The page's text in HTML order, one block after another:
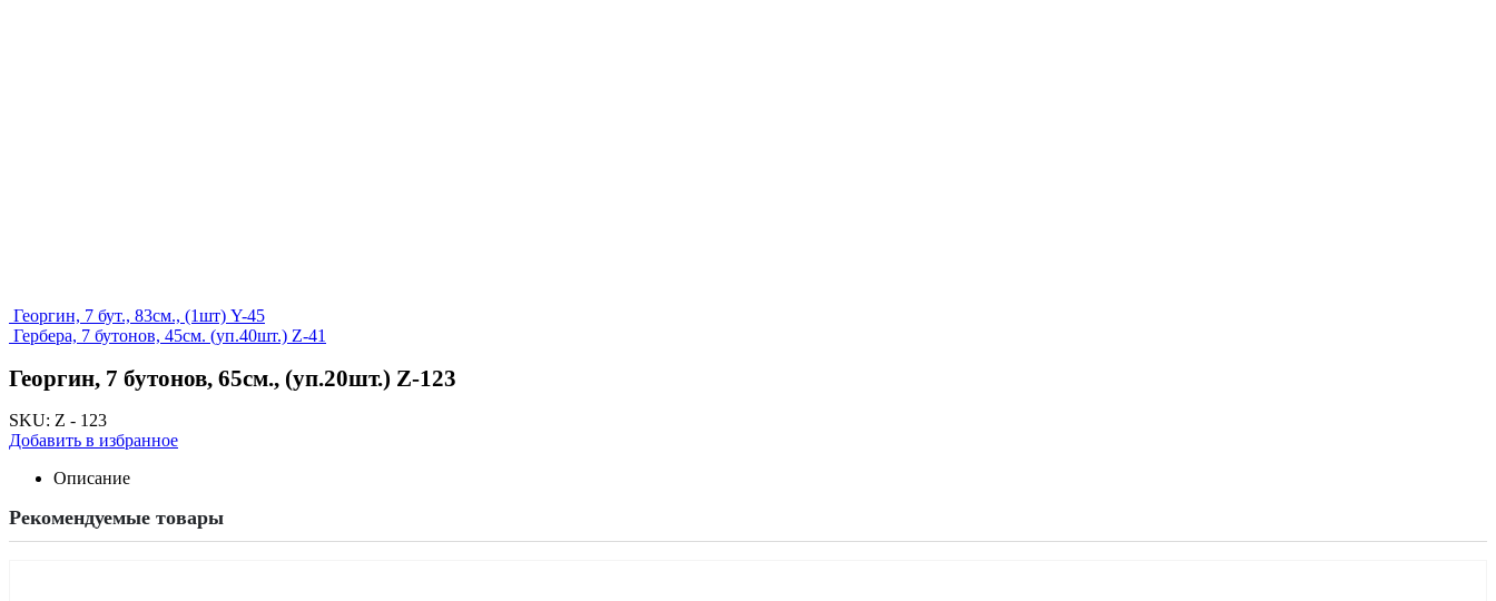
Георгин, 7 бут., 83см., (1шт) Y-45
Гербера, 7 бутонов, 45см. (уп.40шт.) Z-41
Георгин, 7 бутонов, 65см., (уп.20шт.) Z-123
SKU: Z - 123
Добавить в избранное
Описание
Рекомендуемые товары